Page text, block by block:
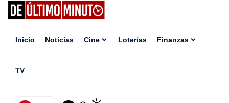
Inicio Noticias Cine Loterías Finanzas
TV